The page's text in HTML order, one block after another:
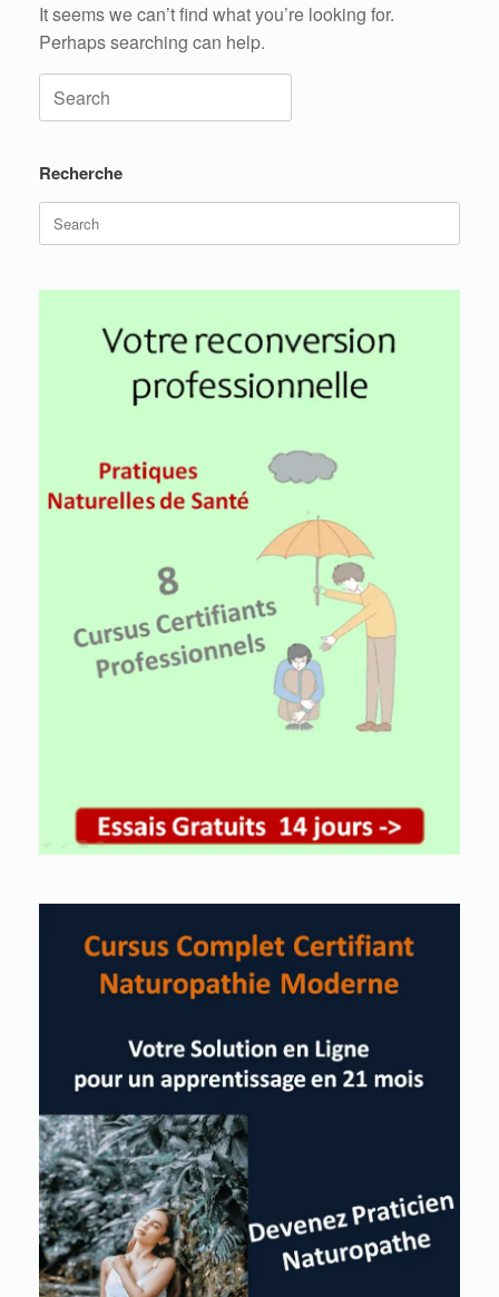
It seems we can’t find what you’re looking for.
Perhaps searching can help.
Search
for:
Recherche
Search
for: